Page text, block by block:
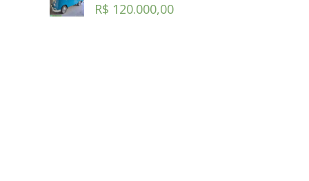
R$ 120.000,00